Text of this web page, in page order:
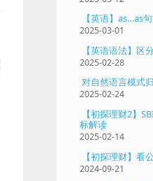
【英语】as…as
2025-03-01
【英语语法】
2025-02-28
对自然语言模式
2025-02-24
【初探理财2】
标解读
2025-02-14
【初探理财】看
2024-09-21